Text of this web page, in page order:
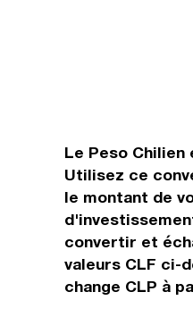
Le Peso
Utilisez ce
le montant de
convertir et
valeurs CLF ci-
change CLP à